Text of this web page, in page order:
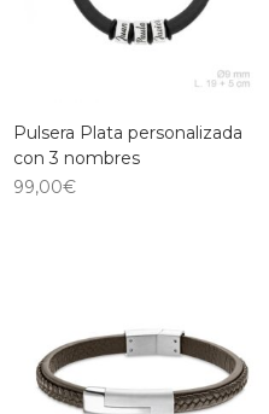
Pulsera Plata personalizada
con 3 nombres
99,00€